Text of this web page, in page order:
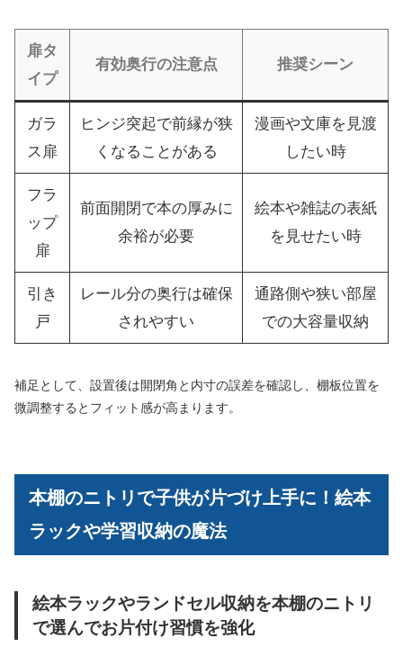
扉タ
イプ
有効奥行の注意点 推奨シーン
ガラ
ス扉
ヒンジ突起で前縁が狭
くなることがある
漫画や文庫を見渡
したい時
フラ
ップ
扉
前面開閉で本の厚みに
余裕が必要
絵本や雑誌の表紙
を見せたい時
引き
戸
レール分の奥行は確保
されやすい
通路側や狭い部屋
での大容量収納
補足として、設置後は開閉角と内寸の誤差を確認し、棚板位置を
微調整するとフィット感が高まります。
本棚のニトリで子供が片づけ上手に！絵本
ラックや学習収納の魔法
絵本ラックやランドセル収納を本棚のニトリ
で選んでお片付け習慣を強化